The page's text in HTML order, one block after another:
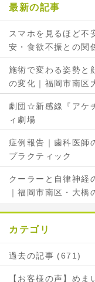
k
シ
ェ
で
ェ
ア
最新の記事
スマホを見るほど不
安・食欲不振との関
施術で変わる姿勢と
の変化｜福岡市南区
劇団☆新感線『アケ
ィ劇場
症例報告｜歯科医師
プラクティック
クーラーと自律神経
｜福岡市南区・大橋
カテゴリ
過去の記事 (671)
【お客様の声】め